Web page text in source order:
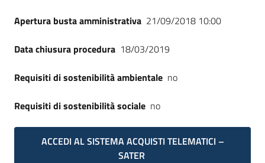
Apertura busta amministrativa 21/09/2018 10:00
Data chiusura procedura 18/03/2019
Requisiti di sostenibilità ambientale no
Requisiti di sostenibilità sociale no
ACCEDI AL SISTEMA ACQUISTI TELEMATICI –
SATER